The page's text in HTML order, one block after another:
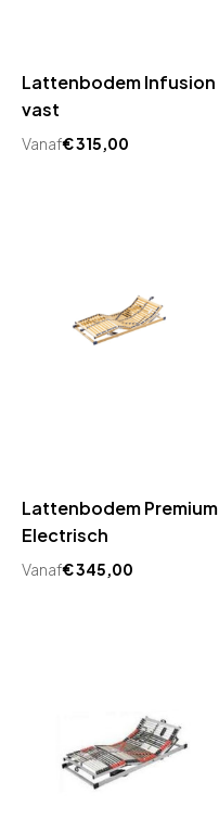
Lattenbodem Infusion
vast
Vanaf€315,00
Lattenbodem Premium
Electrisch
Vanaf€345,00